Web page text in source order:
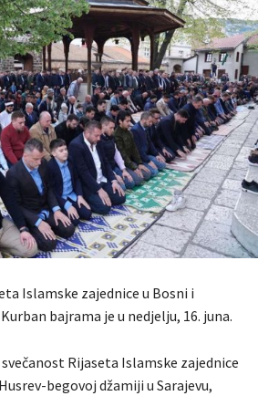
Islamske zajednice u Bosni i
bajrama je u nedjelju, 16. juna.
Rijaseta Islamske zajednice
begovoj džamiji u Sarajevu,